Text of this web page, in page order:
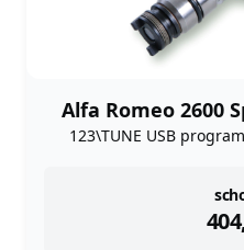
Alfa Romeo 2600
123\TUNE USB